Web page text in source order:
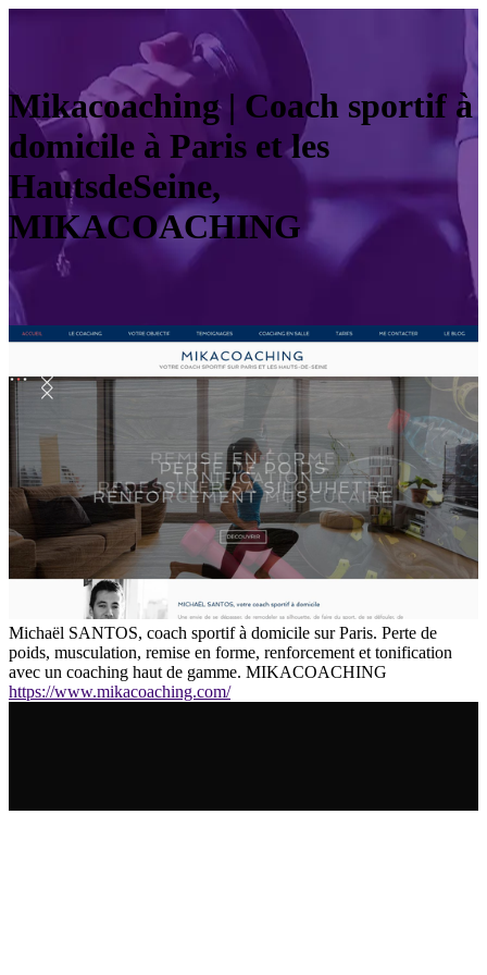
Mikacoa­ching | Coach sportif à
domicile à Paris et les
HautsdeSeine,
MIKACOACHING
Michaël SANTOS, coach sportif à domicile sur Paris. Perte de
poids, musculation, remise en forme, renforcement et tonification
avec un coaching haut de gamme. MIKACOACHING
https://www.mikacoaching.com/